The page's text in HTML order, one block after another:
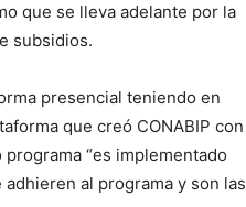
que se lleva adelante por la
de subsidios.
presencial teniendo en
que creó CONABIP con
“es implementado
al programa y son las